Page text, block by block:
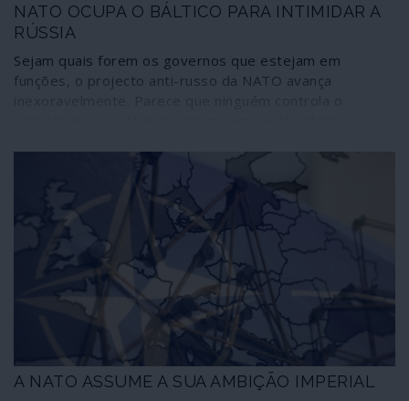
NATO OCUPA O BÁLTICO PARA INTIMIDAR A
RÚSSIA
Sejam quais forem os governos que estejam em
funções, o projecto anti-russo da NATO avança
A colocação de um dispositivo nuclear nos países
bálticos, acompanhada por uma sucessão de jogos de
guerra sem interrupção na mesma região, é um novo
passo na criação de um clima de tensão cada vez mais
próximo do conflito aberto. Tensão acompanhada por
despesas militares em progressão constante, em
prejuízo dos investimentos sociais nos países aliados. E
aumentando exponencialmente o tráfego aéreo militar,
enquanto a actividade da aviação civil é restringida por
A NATO ASSUME A SUA AMBIÇÃO IMPERIAL